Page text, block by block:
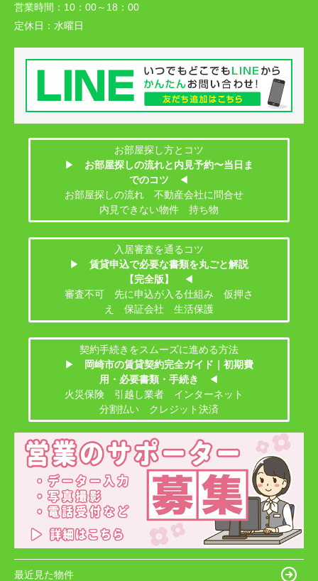
営業時間： 10：00～18：00
定休日： 水曜日
お部屋探し方とコツ
▶
お部屋探しの流れと内見予約〜当日ま
でのコツ
◀
お部屋探しの流れ 不動産会社に問合せ
内見できない物件 持ち物
入居審査を通るコツ
▶
賃貸申込で必要な書類を丸ごと解説
【完全版】
◀
審査不可 先に申込が入る仕組み 仮押さ
え 保証会社 生活保護
契約手続きをスムーズに進める方法
▶
岡崎市の賃貸契約完全ガイド｜初期費
用・必要書類・手続き
◀
火災保険 引越し業者 インターネット
分割払い クレジット決済
最近見た物件